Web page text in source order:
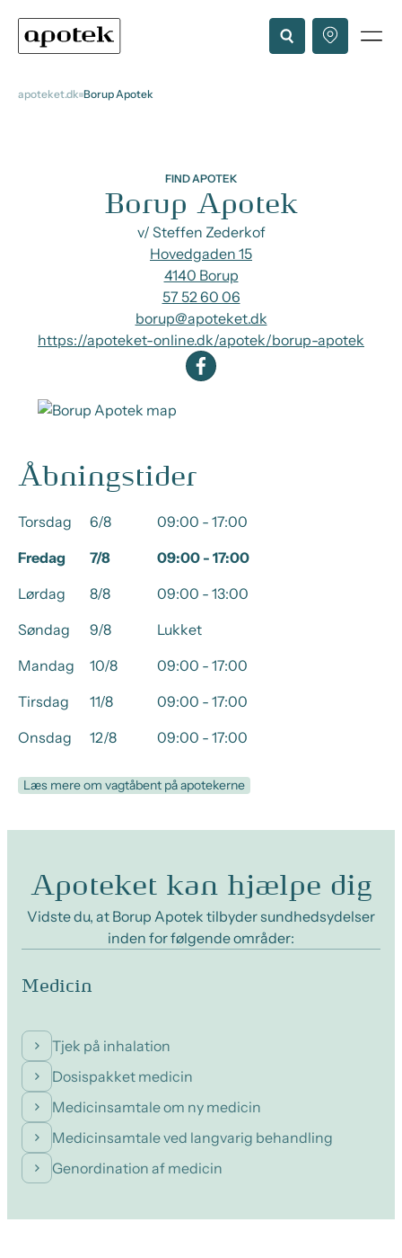
apoteket.dk Borup Apotek
FIND APOTEK
Borup Apotek
v/ Steffen Zederkof
Hovedgaden 15
4140 Borup
57 52 60 06
borup@apoteket.dk
https://apoteket-online.dk/apotek/borup-apotek
Åbningstider
Torsdag 6/8
09:00 - 17:00
Fredag
7/8
09:00 - 17:00
Lørdag
8/8
09:00 - 13:00
Søndag
9/8
Lukket
Mandag
10/8
09:00 - 17:00
Tirsdag
11/8
09:00 - 17:00
Onsdag
12/8 09:00 - 17:00
Læs mere om vagtåbent på apotekerne
Apoteket kan hjælpe dig
Vidste du, at Borup Apotek tilbyder sundhedsydelser
inden for følgende områder:
Medicin
Tjek på inhalation
Dosispakket medicin
Medicinsamtale om ny medicin
Medicinsamtale ved langvarig behandling
Genordination af medicin